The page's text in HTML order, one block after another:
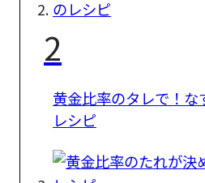
2
黄金比率のタレで！
レシピ